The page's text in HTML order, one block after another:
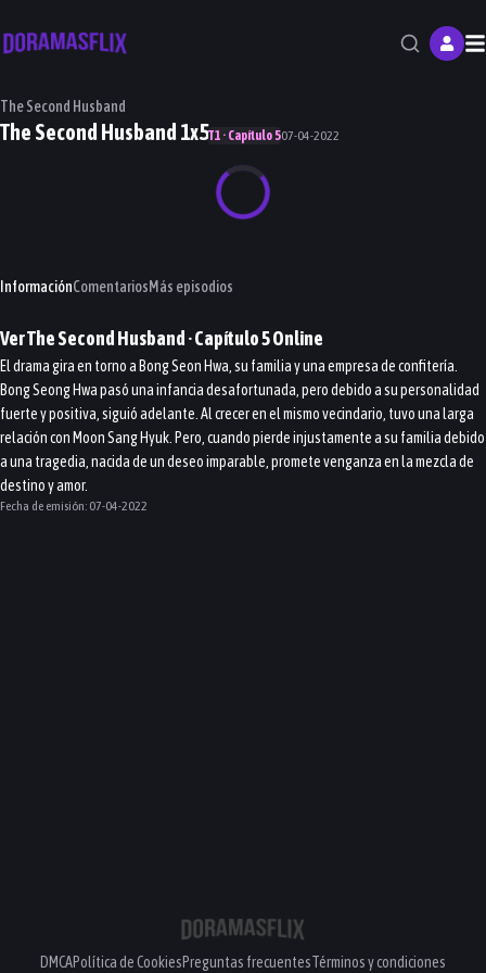
The Second Husband
The Second Husband 1x5T1 · Capítulo 507-04-2022
InformaciónComentariosMás episodios
VerThe Second Husband· Capítulo5Online
El drama gira en torno a Bong Seon Hwa, su familia y una empresa de confitería.
Bong Seong Hwa pasó una infancia desafortunada, pero debido a su personalidad
fuerte y positiva, siguió adelante. Al crecer en el mismo vecindario, tuvo una larga
relación con Moon Sang Hyuk. Pero, cuando pierde injustamente a su familia debido
a una tragedia, nacida de un deseo imparable, promete venganza en la mezcla de
destino y amor.
Fecha de emisión: 07-04-2022
DMCAPolítica de CookiesPreguntas frecuentesTérminos y condiciones